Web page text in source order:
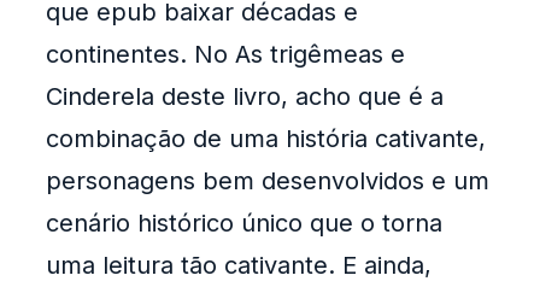
que epub baixar décadas e
continentes. No As trigêmeas e
Cinderela deste livro, acho que é a
combinação de uma história cativante,
personagens bem desenvolvidos e um
cenário histórico único que o torna
uma leitura tão cativante. E ainda,